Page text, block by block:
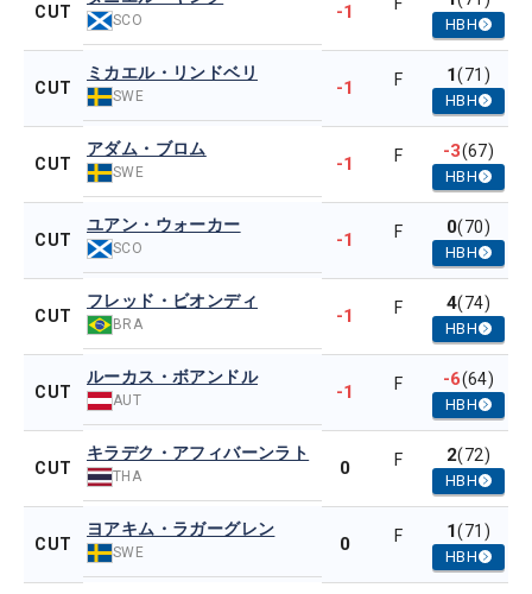
CUT SCO -1 F
HBH
CUT
ミカエル・リンドベリ
SWE -1 F 1(71)
HBH
CUT
アダム・ブロム
SWE -1 F -3(67)
HBH
CUT
ユアン・ウォーカー
SCO -1 F 0(70)
HBH
CUT
フレッド・ビオンディ
BRA -1 F 4(74)
HBH
CUT
ルーカス・ボアンドル
AUT -1 F -6(64)
HBH
CUT
キラデク・アフィバーンラト
THA 0 F 2(72)
HBH
CUT
ヨアキム・ラガーグレン
SWE 0 F 1(71)
HBH